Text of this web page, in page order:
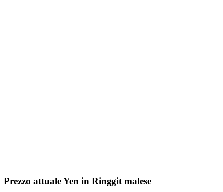
Prezzo attuale Yen in Ringgit malese